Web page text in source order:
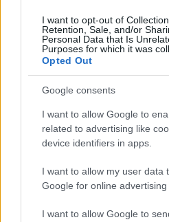
I want to opt-out of
Retention, Sale, and/or
Personal Data that Is
Purposes for which it was
Opted Out
Google consents
I want to allow Google to
related to advertising like
device identifiers in apps.
I want to allow my user data
Google for online advertising
I want to allow Google to
Continua a leggere
CICLISMO